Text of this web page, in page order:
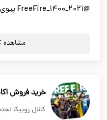
@FreeFire_1400_2021 پیوی مدیر : @poriya_poriyaa
مشاهده
خرید فروش
کانال روبیکا